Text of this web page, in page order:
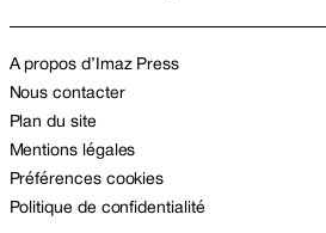
A propos d’Imaz Press
Nous contacter
Plan du site
Mentions légales
Préférences cookies
Politique de confidentialité